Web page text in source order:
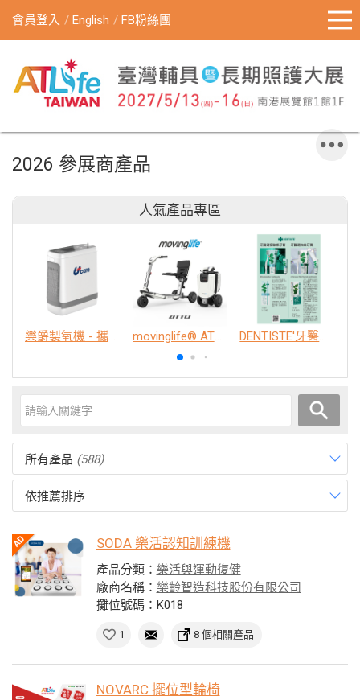
會員登入 English FB粉絲團
2026 參展商產品
人氣產品專區
樂爵製氧機 - 攜帶型 movinglife® ATTO新世代電動代步車 經典款 DENTISTE'牙醫選極敏感牙膏、抗蛀牙膏
所有產品 (588)
依推薦排序
SODA 樂活認知訓練機
產品分類： 樂活與運動復健
廠商名稱： 樂齡智造科技股份有限公司
攤位號碼：K018
1 8 個相關產品
NOVARC 擺位型輪椅